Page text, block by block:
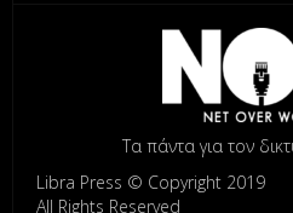
Τα πάντα για τον
Libra Press © Copyright 2019
All Rights Reserved